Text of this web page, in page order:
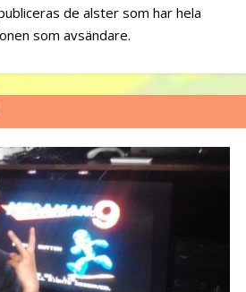
de alster som har hela
som avsändare.